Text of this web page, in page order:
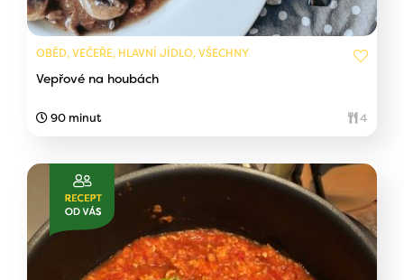
OBĚD, VEČEŘE, HLAVNÍ JÍDLO, VŠECHNY
Vepřové na houbách
90 minut 4